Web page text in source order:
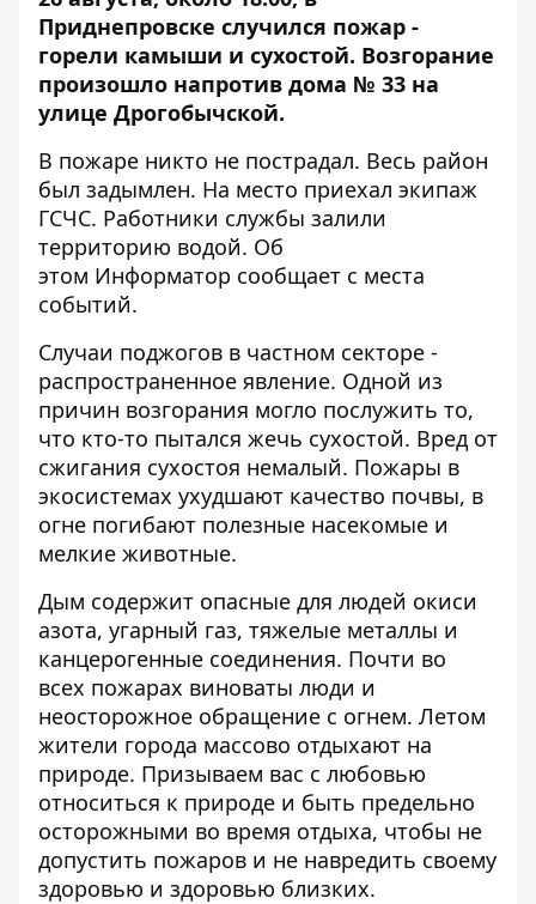
Приднепровске случился пожар -
горели камыши и сухостой. Возгорание
произошло напротив дома № 33 на
улице Дрогобычской.
В пожаре никто не пострадал. Весь район
был задымлен. На место приехал экипаж
ГСЧС. Работники службы залили
территорию водой. Об
этом Информатор сообщает с места
событий.
Случаи поджогов в частном секторе -
распространенное явление. Одной из
причин возгорания могло послужить то,
что кто-то пытался жечь сухостой. Вред от
сжигания сухостоя немалый. Пожары в
экосистемах ухудшают качество почвы, в
огне погибают полезные насекомые и
мелкие животные.
Дым содержит опасные для людей окиси
азота, угарный газ, тяжелые металлы и
канцерогенные соединения. Почти во
всех пожарах виноваты люди и
неосторожное обращение с огнем. Летом
жители города массово отдыхают на
природе. Призываем вас с любовью
относиться к природе и быть предельно
осторожными во время отдыха, чтобы не
допустить пожаров и не навредить своему
здоровью и здоровью близких.